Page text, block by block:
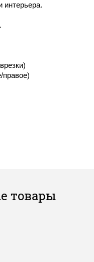
интерьера.
правое)
товары